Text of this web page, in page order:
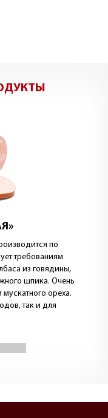
по
требованиям
из говядины,
шпика. Очень
мускатного ореха.
так и для